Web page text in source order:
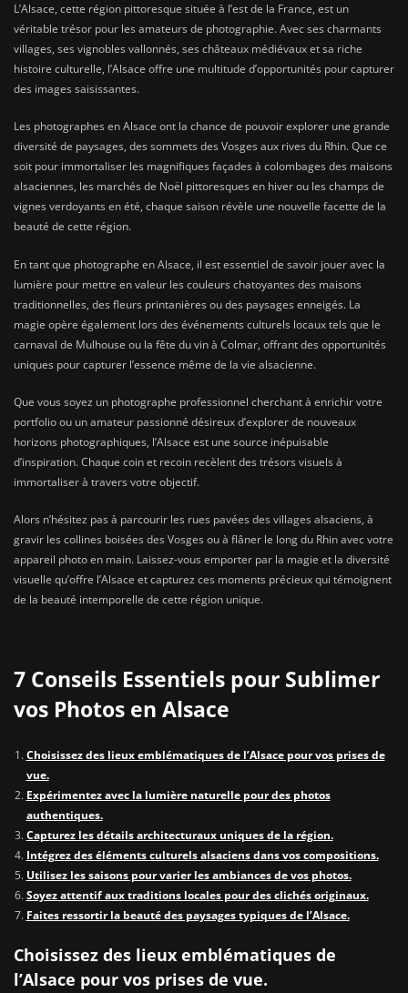
L’Alsace, cette région pittoresque située à l’est de la France, est un
véritable trésor pour les amateurs de photographie. Avec ses charmants
villages, ses vignobles vallonnés, ses châteaux médiévaux et sa riche
histoire culturelle, l’Alsace offre une multitude d’opportunités pour capturer
des images saisissantes.
Les photographes en Alsace ont la chance de pouvoir explorer une grande
diversité de paysages, des sommets des Vosges aux rives du Rhin. Que ce
soit pour immortaliser les magnifiques façades à colombages des maisons
alsaciennes, les marchés de Noël pittoresques en hiver ou les champs de
vignes verdoyants en été, chaque saison révèle une nouvelle facette de la
beauté de cette région.
En tant que photographe en Alsace, il est essentiel de savoir jouer avec la
lumière pour mettre en valeur les couleurs chatoyantes des maisons
traditionnelles, des fleurs printanières ou des paysages enneigés. La
magie opère également lors des événements culturels locaux tels que le
carnaval de Mulhouse ou la fête du vin à Colmar, offrant des opportunités
uniques pour capturer l’essence même de la vie alsacienne.
Que vous soyez un photographe professionnel cherchant à enrichir votre
portfolio ou un amateur passionné désireux d’explorer de nouveaux
horizons photographiques, l’Alsace est une source inépuisable
d’inspiration. Chaque coin et recoin recèlent des trésors visuels à
immortaliser à travers votre objectif.
Alors n’hésitez pas à parcourir les rues pavées des villages alsaciens, à
gravir les collines boisées des Vosges ou à flâner le long du Rhin avec votre
appareil photo en main. Laissez-vous emporter par la magie et la diversité
visuelle qu’offre l’Alsace et capturez ces moments précieux qui témoignent
de la beauté intemporelle de cette région unique.
7 Conseils Essentiels pour Sublimer
vos Photos en Alsace
Choisissez des lieux emblématiques de l’Alsace pour vos prises de
vue.
Expérimentez avec la lumière naturelle pour des photos
authentiques.
Capturez les détails architecturaux uniques de la région.
Intégrez des éléments culturels alsaciens dans vos compositions.
Utilisez les saisons pour varier les ambiances de vos photos.
Soyez attentif aux traditions locales pour des clichés originaux.
Faites ressortir la beauté des paysages typiques de l’Alsace.
Choisissez des lieux emblématiques de
l’Alsace pour vos prises de vue.